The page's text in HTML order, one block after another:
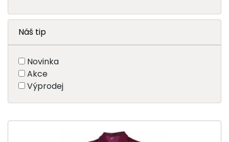
Náš tip
Novinka
Akce
Výprodej